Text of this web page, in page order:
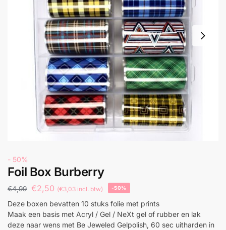
- 50%
Foil Box Burberry
€4,99 €2,50 (€3,03 incl. btw) -50%
Deze boxen bevatten 10 stuks folie met prints
Maak een basis met Acryl / Gel / NeXt gel of rubber en lak
deze naar wens met Be Jeweled Gelpolish, 60 sec uitharden in